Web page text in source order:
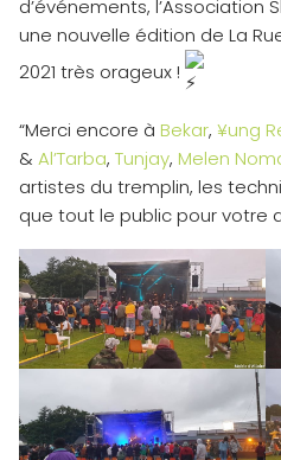
d’événements, l’Association
une nouvelle édition de La
2021 très orageux !
“Merci encore à Bekar, ¥ung
& Al’Tarba, Tunjay, Melen
artistes du tremplin, les
que tout le public pour votre